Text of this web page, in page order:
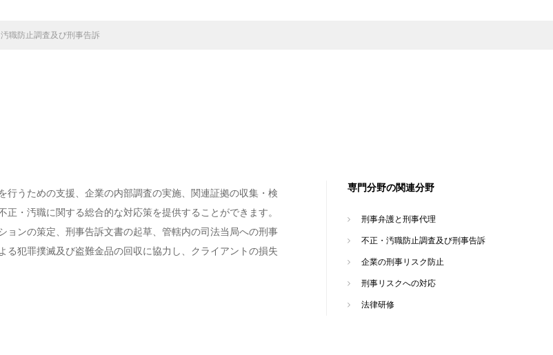
職防止調査及び刑事告訴
うための支援、企業の内部調査の実施、関連証拠の収集・検
・汚職に関する総合的な対応策を提供することができます。
ンの策定、刑事告訴文書の起草、管轄内の司法当局への刑事
犯罪撲滅及び盗難金品の回収に協力し、クライアントの損失
専門分野の関連分野
刑事弁護と刑事代理
不正・汚職防止調査及び刑事告訴
企業の刑事リスク防止
刑事リスクへの対応
法律研修